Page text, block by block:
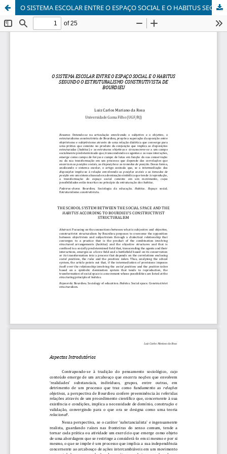
O SISTEMA ESCOLAR ENTRE O ESPAÇO SOCIAL E O HABITUS SEGUNDO O ESTRUTURALISMO CONSTRUTIVISTA DE BOURDIEU